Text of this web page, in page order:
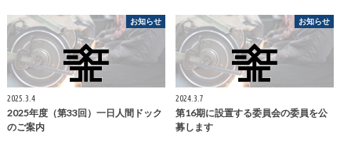
お知らせ
2025.3.4
2025年度（第33回）一日人間ドック
のご案内
お知らせ
2024.3.7
第16期に設置する委員会の委員を公
募します